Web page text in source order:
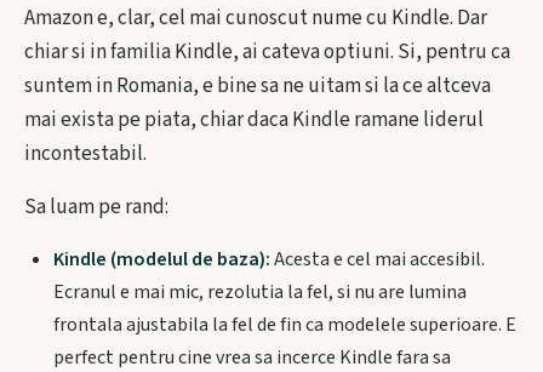
Amazon e, clar, cel mai cunoscut nume cu Kindle. Dar
chiar si in familia Kindle, ai cateva optiuni. Si, pentru ca
suntem in Romania, e bine sa ne uitam si la ce altceva
mai exista pe piata, chiar daca Kindle ramane liderul
incontestabil.
Sa luam pe rand:
Kindle (modelul de baza):Acesta e cel mai accesibil.
Ecranul e mai mic, rezolutia la fel, si nu are lumina
frontala ajustabila la fel de fin ca modelele superioare. E
perfect pentru cine vrea sa incerce Kindle fara sa